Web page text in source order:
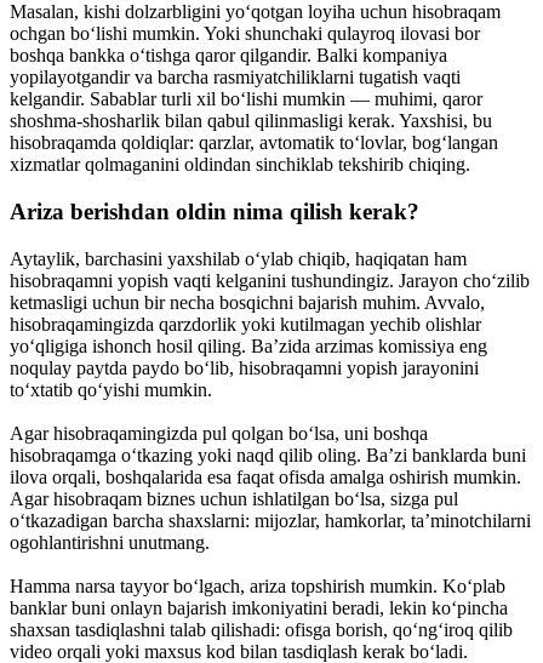
Masalan, kishi dolzarbligini yo‘qotgan loyiha uchun hisobraqam
ochgan bo‘lishi mumkin. Yoki shunchaki qulayroq ilovasi bor
boshqa bankka o‘tishga qaror qilgandir. Balki kompaniya
yopilayotgandir va barcha rasmiyatchiliklarni tugatish vaqti
kelgandir. Sabablar turli xil bo‘lishi mumkin — muhimi, qaror
shoshma-shosharlik bilan qabul qilinmasligi kerak. Yaxshisi, bu
hisobraqamda qoldiqlar: qarzlar, avtomatik to‘lovlar, bog‘langan
xizmatlar qolmaganini oldindan sinchiklab tekshirib chiqing.
Ariza berishdan oldin nima qilish kerak?
Aytaylik, barchasini yaxshilab o‘ylab chiqib, haqiqatan ham
hisobraqamni yopish vaqti kelganini tushundingiz. Jarayon cho‘zilib
ketmasligi uchun bir necha bosqichni bajarish muhim. Avvalo,
hisobraqamingizda qarzdorlik yoki kutilmagan yechib olishlar
yo‘qligiga ishonch hosil qiling. Ba’zida arzimas komissiya eng
noqulay paytda paydo bo‘lib, hisobraqamni yopish jarayonini
to‘xtatib qo‘yishi mumkin.
Agar hisobraqamingizda pul qolgan bo‘lsa, uni boshqa
hisobraqamga o‘tkazing yoki naqd qilib oling. Ba’zi banklarda buni
ilova orqali, boshqalarida esa faqat ofisda amalga oshirish mumkin.
Agar hisobraqam biznes uchun ishlatilgan bo‘lsa, sizga pul
o‘tkazadigan barcha shaxslarni: mijozlar, hamkorlar, ta’minotchilarni
ogohlantirishni unutmang.
Hamma narsa tayyor bo‘lgach, ariza topshirish mumkin. Ko‘plab
banklar buni onlayn bajarish imkoniyatini beradi, lekin ko‘pincha
shaxsan tasdiqlashni talab qilishadi: ofisga borish, qo‘ng‘iroq qilib
video orqali yoki maxsus kod bilan tasdiqlash kerak bo‘ladi.